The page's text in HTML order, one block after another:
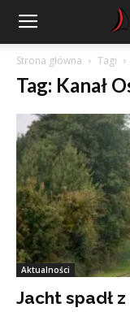
Strona główna Tagi
Tag: Kanał
Aktualności
Jacht spadł